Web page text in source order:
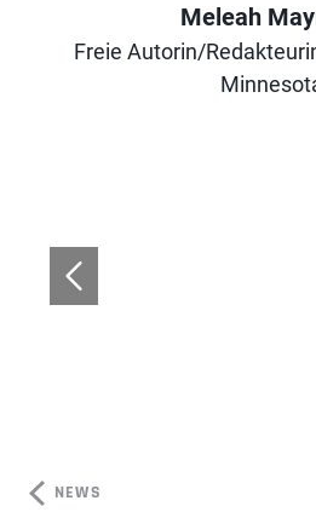
Meleah
Freie Autorin/
NEWS